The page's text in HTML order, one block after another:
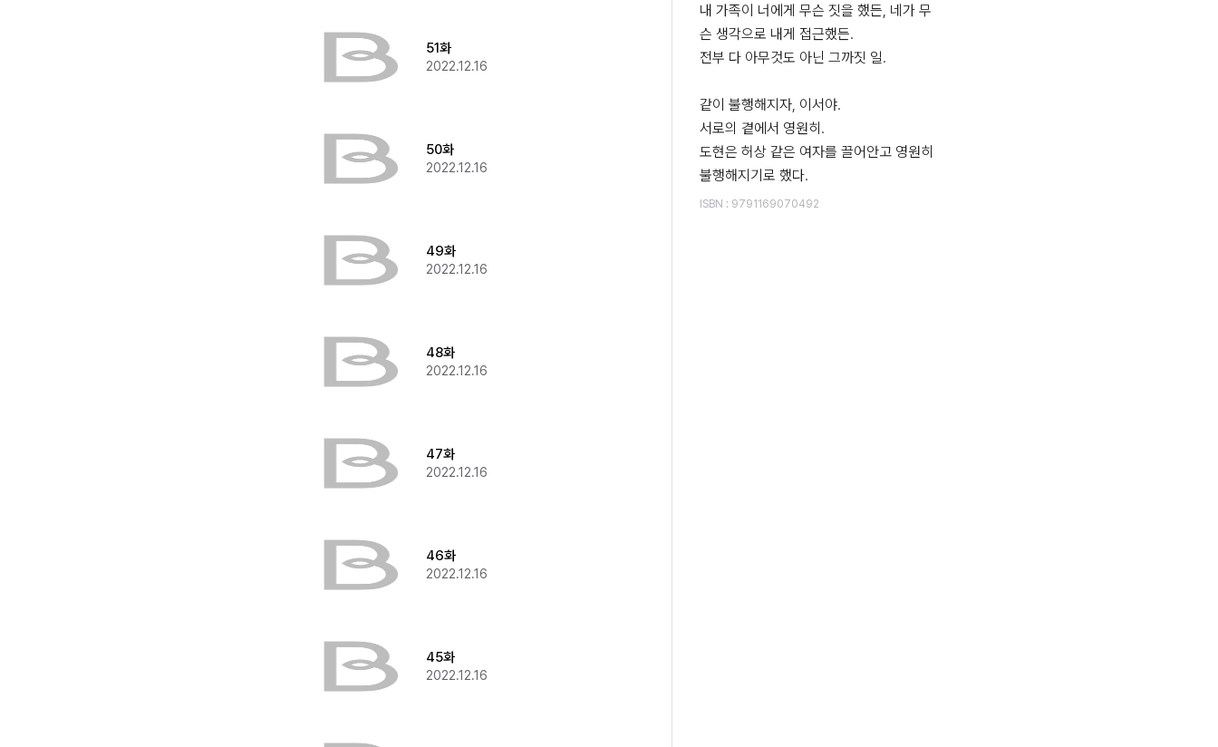
51화
2022.12.16
50화
2022.12.16
49화
2022.12.16
48화
2022.12.16
47화
2022.12.16
46화
2022.12.16
45화
2022.12.16
내 가족이 너에게 무슨 짓을 했든, 네가 무
슨 생각으로 내게 접근했든.
전부 다 아무것도 아닌 그까짓 일.
같이 불행해지자, 이서야.
서로의 곁에서 영원히.
도현은 허상 같은 여자를 끌어안고 영원히
불행해지기로 했다.
ISBN : 9791169070492